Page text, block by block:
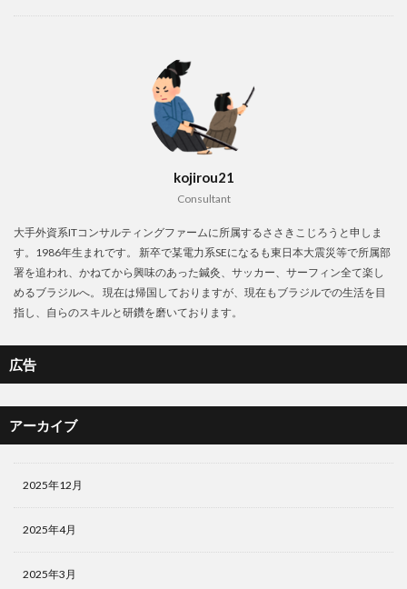
kojirou21
Consultant
大手外資系ITコンサルティングファームに所属するささきこじろうと申しま
す。1986年生まれです。 新卒で某電力系SEになるも東日本大震災等で所属部
署を追われ、かねてから興味のあった鍼灸、サッカー、サーフィン全て楽し
めるブラジルへ。 現在は帰国しておりますが、現在もブラジルでの生活を目
指し、自らのスキルと研鑽を磨いております。
広告
アーカイブ
2025年12月
2025年4月
2025年3月